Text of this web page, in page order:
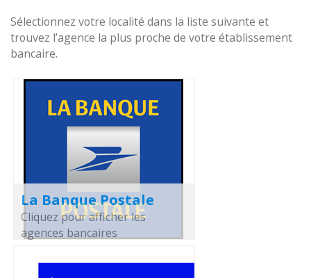
Sélectionnez votre localité dans la liste suivante et
trouvez l’agence la plus proche de votre établissement
bancaire.
La Banque Postale
Cliquez pour afficher les
agences bancaires